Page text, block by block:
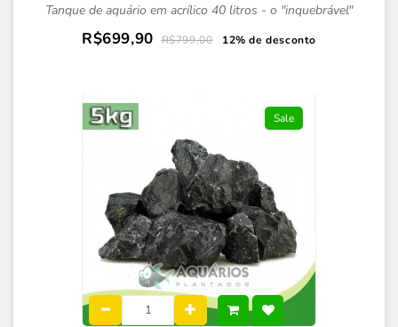
Tanque de aquário em acrílico 40 litros - o "inquebrável"
R$699,90 R$799,00 12% de desconto
Sale